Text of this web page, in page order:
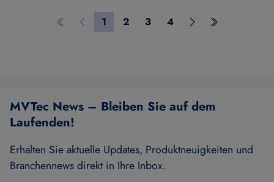
Erste Seite
Vorherige Seite
Seite 1
1 Seite 2
2 Seite 3
3 Seite 4
4 Nächste Seite
Letzte Seite
MVTec News – Bleiben Sie auf dem
Laufenden!
Erhalten Sie aktuelle Updates, Produktneuigkeiten und
Branchennews direkt in Ihre Inbox.